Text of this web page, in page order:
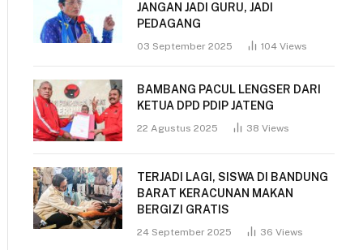
JANGAN JADI GURU, JADI
PEDAGANG
03 September 2025 104Views
BAMBANG PACUL LENGSER DARI
KETUA DPD PDIP JATENG
22 Agustus 2025 38Views
TERJADI LAGI, SISWA DI BANDUNG
BARAT KERACUNAN MAKAN
BERGIZI GRATIS
24 September 2025 36Views